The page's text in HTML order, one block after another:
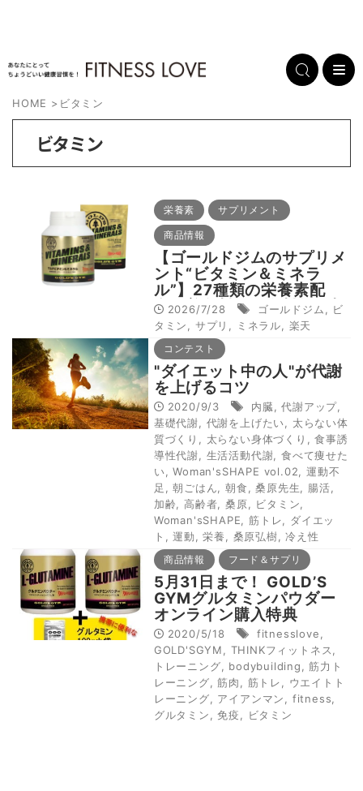
HOME > ビタミン
ビタミン
栄養素 サプリメント
商品情報
【ゴールドジムのサプリメ
ント“ビタミン＆ミネラ
ル”】27種類の栄養素配
合、着色料・保存料無添加
2026/7/28 ゴールドジム
ビ
タミン
サプリ ミネラル 楽天
コンテスト
"ダイエット中の人"が代謝
を上げるコツ
2020/9/3 内臓 ,代謝アップ
基礎代謝
代謝を上げたい
太らない体
質づくり
太らない身体づくり ,食事誘
導性代謝
生活活動代謝
食べて痩せた
い ,Woman'sSHAPE vol.02
運動不
足
,朝ごはん 朝食 ,桑原先生 腸活
加齢
高齢者 桑原 ビタミン
Woman'sSHAPE
筋トレ
ダイエッ
ト
,運動 ,栄養 桑原弘樹 ,冷え性
商品情報 フード＆サプリ
5月31日まで！ GOLD’S
GYMグルタミンパウダー
オンライン購入特典
2020/5/18 fitnesslove
GOLD'SGYM
THINKフィットネス
トレーニング
bodybuilding ,筋力ト
レーニング ,筋肉 筋トレ
ウエイトト
レーニング
アイアンマン fitness
グルタミン
,免疫 ビタミン